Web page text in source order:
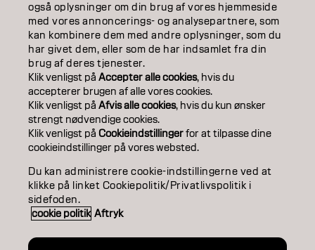
SALON FINDER
BECOME A PARTNER
CONTACT US
ImprintPrivacy PolicyCookie Policy
Accessibility
DK | Danish
også oplysninger om din brug af vores hjemmeside
med vores annoncerings- og analysepartnere, som
kan kombinere dem med andre oplysninger, som du
har givet dem, eller som de har indsamlet fra din
brug af deres tjenester.
Klik venligst påAccepter alle cookies, hvis du
accepterer brugen af ​​alle vores cookies.
Klik venligst påAfvis alle cookies, hvis du kun ønsker
strengt nødvendige cookies.
Klik venligst påCookieindstillingerfor at tilpasse dine
cookieindstillinger på vores websted.
Du kan administrere cookie-indstillingerne ved at
klikke på linket Cookiepolitik/Privatlivspolitik i
sidefoden.
cookie politik Aftryk